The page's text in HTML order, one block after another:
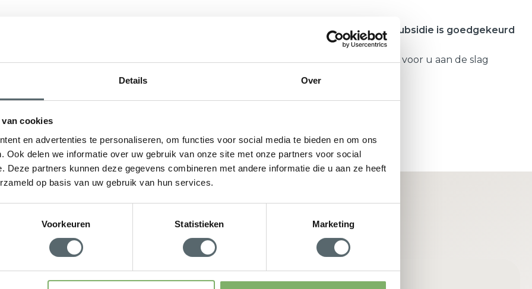
Details Over
cookies
en advertenties te personaliseren, om functies voor social media te bieden en om ons
Ook delen we informatie over uw gebruik van onze site met onze partners voor social
Deze partners kunnen deze gegevens combineren met andere informatie die u aan ze heeft
op basis van uw gebruik van hun services.
Voorkeuren Statistieken Marketing
offerte op maat
Zodra uw subsidie is goedgekeurd
Gaat Hepro voor u aan de slag